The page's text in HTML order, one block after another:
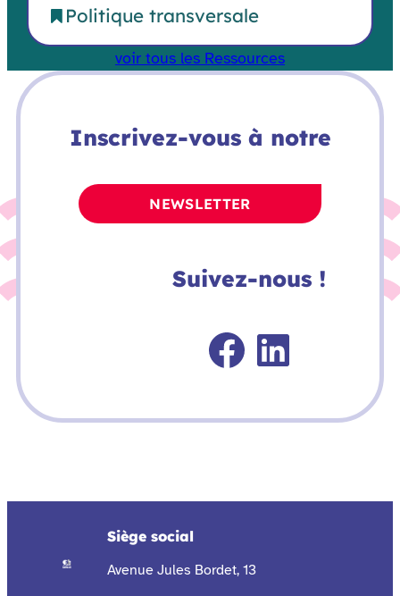
Politique transversale
voir tous les Ressources
Inscrivez-vous à notre
NEWSLETTER
Suivez-nous !
Siège social
Avenue Jules Bordet, 13